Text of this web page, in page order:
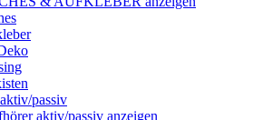
passiv
aktiv/passiv anzeigen